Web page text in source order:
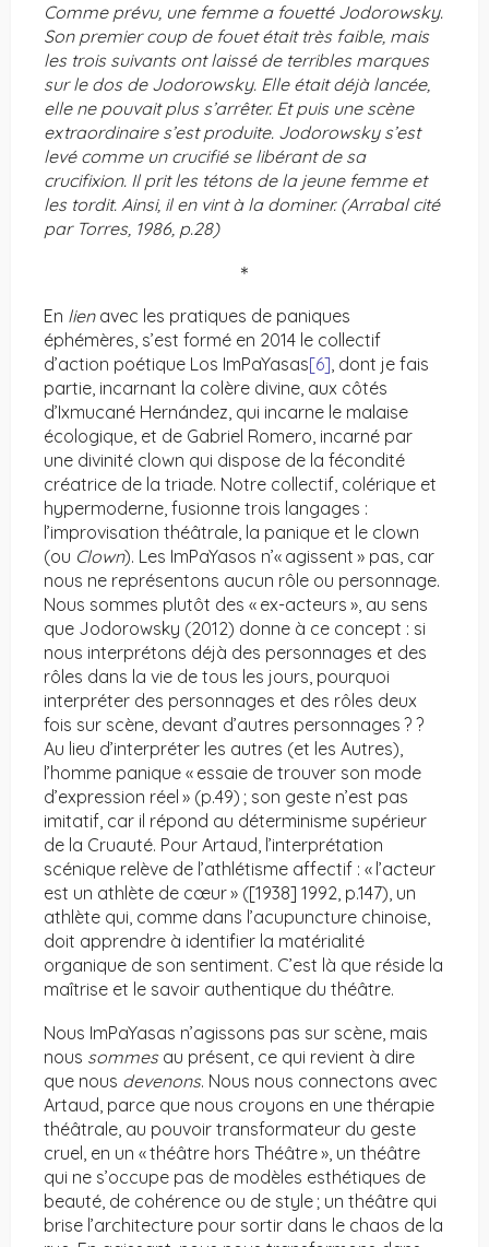
Comme prévu, une femme a fouetté Jodorowsky.
Son premier coup de fouet était très faible, mais
les trois suivants ont laissé de terribles marques
sur le dos de Jodorowsky. Elle était déjà lancée,
elle ne pouvait plus s’arrêter. Et puis une scène
extraordinaire s’est produite. Jodorowsky s’est
levé comme un crucifié se libérant de sa
crucifixion. Il prit les tétons de la jeune femme et
les tordit. Ainsi, il en vint à la dominer. (Arrabal cité
par Torres, 1986, p.28)
＊
En lienavec les pratiques de paniques
éphémères, s’est formé en 2014 le collectif
d’action poétique Los ImPaYasas[6], dont je fais
partie, incarnant la colère divine, aux côtés
d’Ixmucané Hernández, qui incarne le malaise
écologique, et de Gabriel Romero, incarné par
une divinité clown qui dispose de la fécondité
créatrice de la triade. Notre collectif, colérique et
hypermoderne, fusionne trois langages :
l’improvisation théâtrale, la panique et le clown
(ou Clown). Les ImPaYasos n’« agissent » pas, car
nous ne représentons aucun rôle ou personnage.
Nous sommes plutôt des « ex-acteurs », au sens
que Jodorowsky (2012) donne à ce concept : si
nous interprétons déjà des personnages et des
rôles dans la vie de tous les jours, pourquoi
interpréter des personnages et des rôles deux
fois sur scène, devant d’autres personnages ? ?
Au lieu d’interpréter les autres (et les Autres),
l’homme panique « essaie de trouver son mode
d’expression réel » (p.49) ; son geste n’est pas
imitatif, car il répond au déterminisme supérieur
de la Cruauté. Pour Artaud, l’interprétation
scénique relève de l’athlétisme affectif : « l’acteur
est un athlète de cœur » ([1938] 1992, p.147), un
athlète qui, comme dans l’acupuncture chinoise,
doit apprendre à identifier la matérialité
organique de son sentiment. C’est là que réside la
maîtrise et le savoir authentique du théâtre.
Nous ImPaYasas n’agissons pas sur scène, mais
nous sommes au présent, ce qui revient à dire
que nous devenons. Nous nous connectons avec
Artaud, parce que nous croyons en une thérapie
théâtrale, au pouvoir transformateur du geste
cruel, en un « théâtre hors Théâtre », un théâtre
qui ne s’occupe pas de modèles esthétiques de
beauté, de cohérence ou de style ; un théâtre qui
brise l’architecture pour sortir dans le chaos de la